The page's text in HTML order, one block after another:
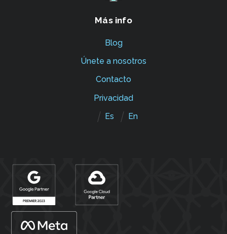
Más info
Blog
Únete a nosotros
Contacto
Privacidad
Es
En